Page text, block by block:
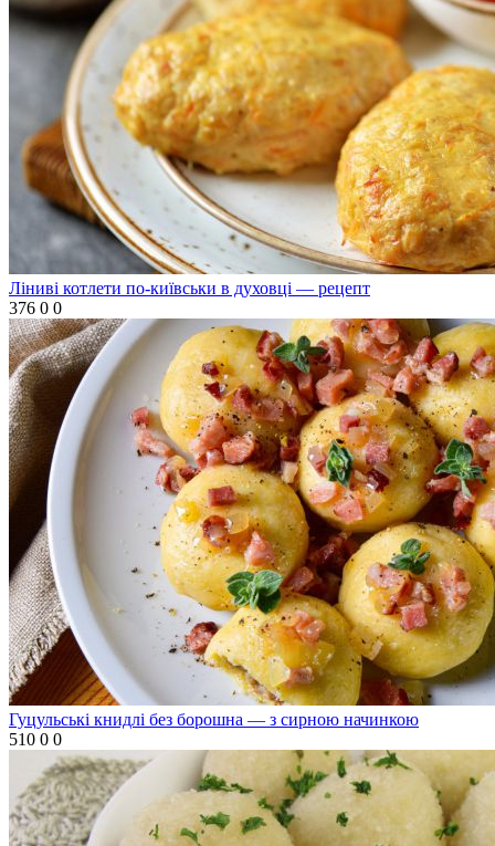
Ліниві котлети по-київськи в духовці — рецепт
376 0 0
Гуцульські книдлі без борошна — з сирною начинкою
510 0 0